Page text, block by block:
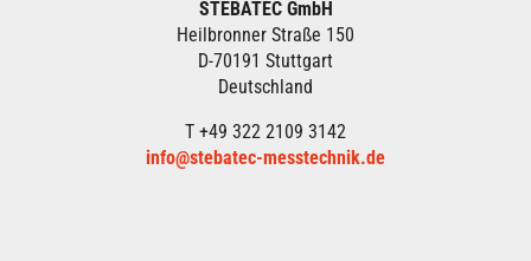
STEBATEC GmbH
Heilbronner Straße 150
D-70191 Stuttgart
Deutschland
T +49 322 2109 3142
info@stebatec-messtechnik.de